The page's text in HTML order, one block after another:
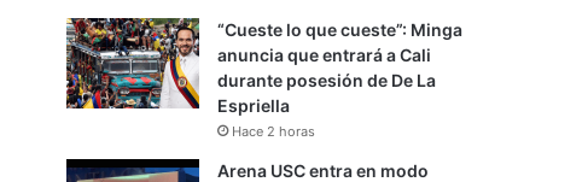
“Cueste lo que cueste”: Minga
anuncia que entrará a Cali
durante posesión de De La
Espriella
Hace 2 horas
Arena USC entra en modo